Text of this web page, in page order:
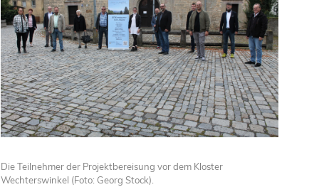
Die Teilnehmer der Projektbereisung vor dem Kloster
Wechterswinkel (Foto: Georg Stock).